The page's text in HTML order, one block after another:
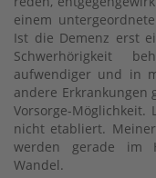
einem
Ist die Demenz erst
Schwerhörigkeit
aufwendiger und in
andere Erkrankungen
Vorsorge-Möglichkeit.
nicht etabliert.
werden gerade im
Wandel.